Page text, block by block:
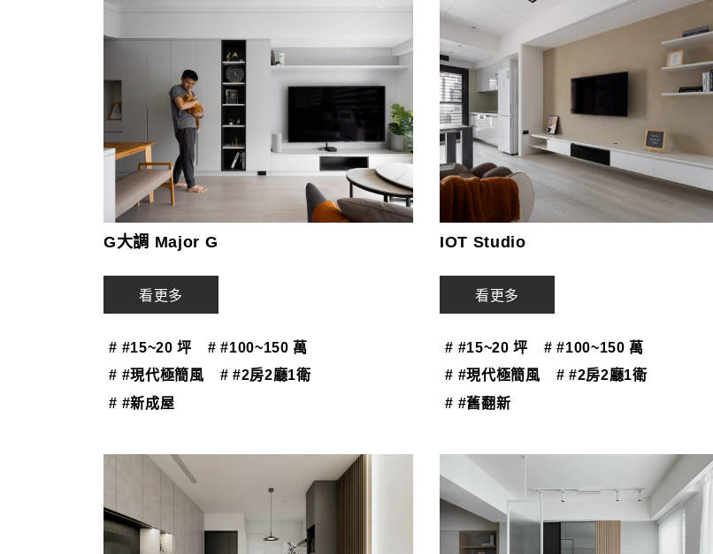
G大調 Major G
看更多
# #15~20 坪
# #100~150 萬
# #現代極簡風
# #2房2廳1衛
# #新成屋
IOT Studio
看更多
# #15~20 坪
# #100~150 萬
# #現代極簡風
# #2房2廳1衛
# #舊翻新